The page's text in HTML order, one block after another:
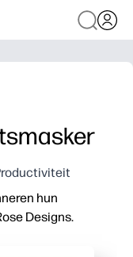
hun
Designs.